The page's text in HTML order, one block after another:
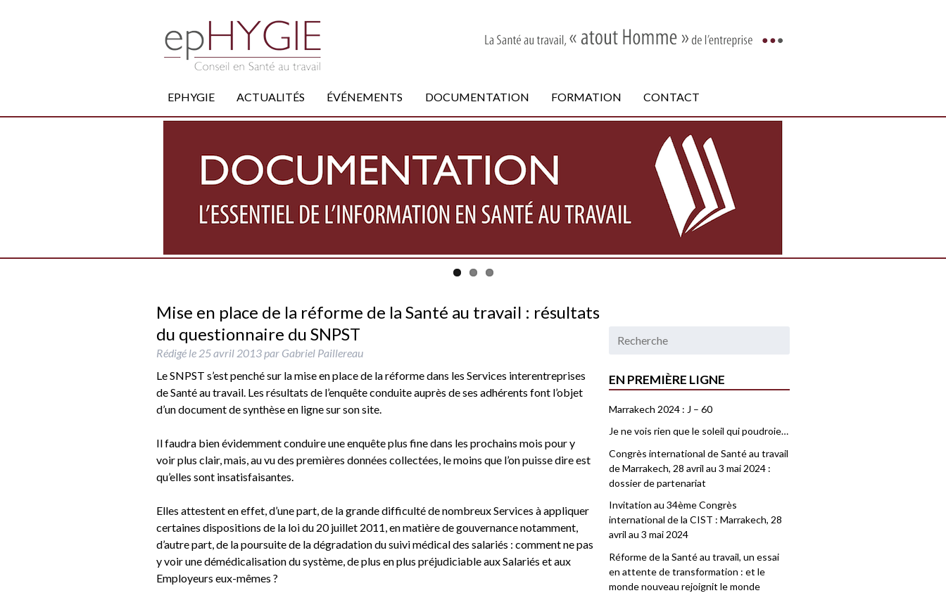
EPHYGIE ACTUALITÉS ÉVÉNEMENTS DOCUMENTATION FORMATION CONTACT
Mise en place de la réforme de la Santé au travail : résultats
du questionnaire du SNPST
Rédigé le 25 avril 2013 par Gabriel Paillereau
Le SNPST s’est penché sur la mise en place de la réforme dans les Services interentreprises
de Santé au travail. Les résultats de l’enquête conduite auprès de ses adhérents font l’objet
d’un document de synthèse en ligne sur son site.
Il faudra bien évidemment conduire une enquête plus fine dans les prochains mois pour y
voir plus clair, mais, au vu des premières données collectées, le moins que l’on puisse dire est
qu’elles sont insatisfaisantes.
Elles attestent en effet, d’une part, de la grande difficulté de nombreux Services à appliquer
certaines dispositions de la loi du 20 juillet 2011, en matière de gouvernance notamment,
d’autre part, de la poursuite de la dégradation du suivi médical des salariés : comment ne pas
y voir une démédicalisation du système, de plus en plus préjudiciable aux Salariés et aux
Employeurs eux-mêmes ?
EN PREMIÈRE LIGNE
Marrakech 2024 : J – 60
Je ne vois rien que le soleil qui poudroie…
Congrès international de Santé au travail
de Marrakech, 28 avril au 3 mai 2024 :
dossier de partenariat
Invitation au 34ème Congrès
international de la CIST : Marrakech, 28
avril au 3 mai 2024
Réforme de la Santé au travail, un essai
en attente de transformation : et le
monde nouveau rejoignit le monde